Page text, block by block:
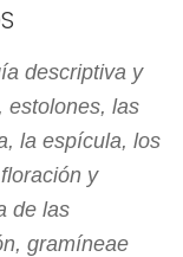
descriptiva y
estolones, las
la espícula, los
y
de las
gramíneae